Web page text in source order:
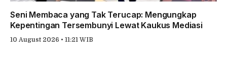
Seni Membaca yang Tak Terucap: Mengungkap
Kepentingan Tersembunyi Lewat Kaukus Mediasi
10 August 2026 • 11:21 WIB